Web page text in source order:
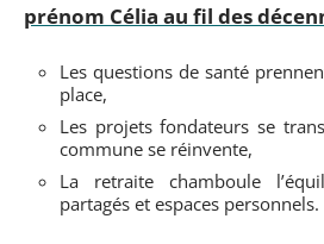
prénom Célia au fil des
Les questions de santé
place,
Les projets fondateurs se
commune se réinvente,
La retraite chamboule
partagés et espaces personnels.